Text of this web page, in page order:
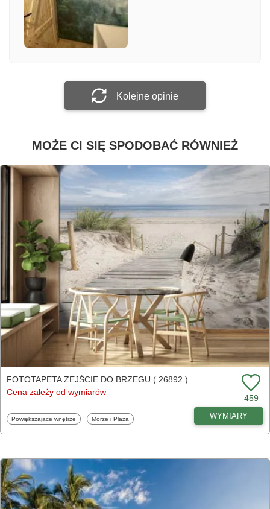
Załącz zdjęcie
Kolejne opinie
MOŻE CI SIĘ SPODOBAĆ RÓWNIEŻ
FOTOTAPETA ZEJŚCIE DO BRZEGU ( 26892 )
Cena zależy od wymiarów
459
Fototapety
Powiększające wnętrze Fototapety
Morze i Plaża WYMIARY